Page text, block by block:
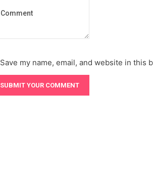
Save my name, email, and website in this